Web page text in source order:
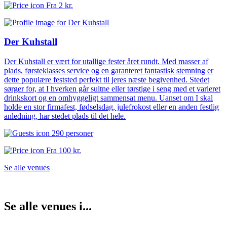
Fra 2 kr.
Der Kuhstall
Der Kuhstall er vært for utallige fester året rundt. Med masser af
plads, førsteklasses service og en garanteret fantastisk stemning er
dette populære feststed perfekt til jeres næste begivenhed. Stedet
sørger for, at I hverken går sultne eller tørstige i seng med et varieret
drinkskort og en omhyggeligt sammensat menu. Uanset om I skal
holde en stor firmafest, fødselsdag, julefrokost eller en anden festlig
anledning, har stedet plads til det hele.
290 personer
Fra 100 kr.
Se alle venues
Se alle venues i...